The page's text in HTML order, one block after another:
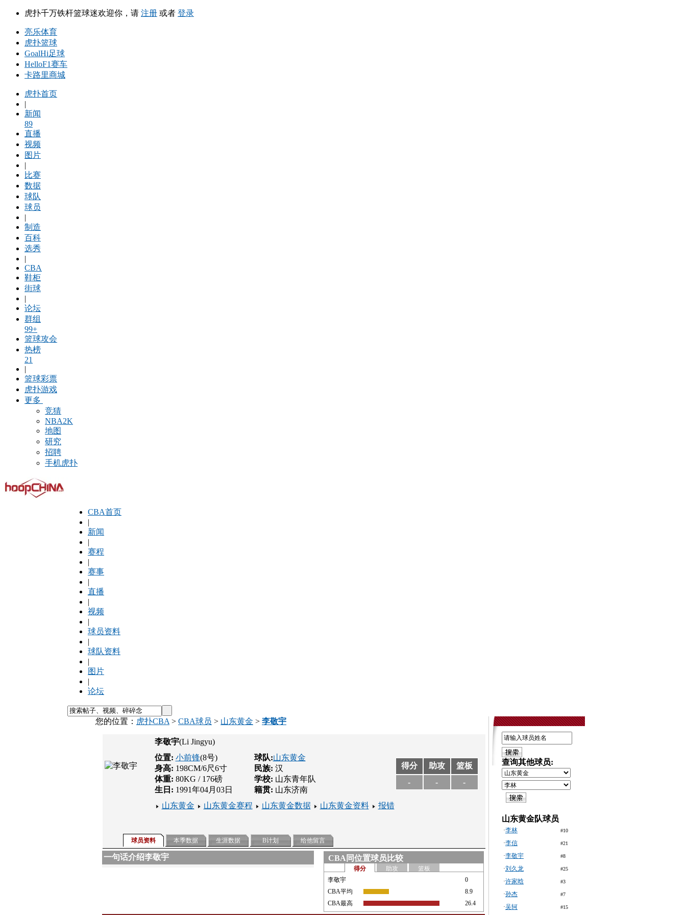
虎扑千万铁杆篮球迷欢迎你，请 注册 或者 登录
亮乐体育
虎扑篮球
GoalHi足球
HelloF1赛车
卡路里商城
虎扑首页
|
新闻
89
直播
视频
图片
|
比赛
数据
球队
球员
|
制造
百科
选秀
|
CBA
鞋柜
街球
|
论坛
群组
99+
篮球攻会
热榜
21
|
篮球彩票
虎扑游戏
更多
竞猜
NBA2K
地图
研究
招聘
手机虎扑
CBA首页
|
新闻
|
赛程
|
赛事
|
直播
|
视频
|
球员资料
|
球队资料
|
图片
|
论坛
您的位置： 虎扑CBA > CBA球员 > 山东黄金 > 李敬宇
李敬宇(Li Jingyu)
位置: 小前锋(8号)
身高: 198CM/6尺6寸
体重: 80KG / 176磅
生日: 1991年04月03日
球队:山东黄金
民族: 汉
学校: 山东青年队
籍贯: 山东济南
得分 助攻
篮板
-
- -
山东黄金 山东黄金赛程 山东黄金数据 山东黄金资料 报错
球员资料 本季数据 生涯数据 B计划 给他留言
一句话介绍李敬宇 CBA同位置球员比较
得分 助攻
篮板
李敬宇
0
CBA平均
8.9
CBA最高
26.4
查询其他球员:
山东黄金队球员
·李林 #10
·李信 #21
·李敬宇 #8
·刘久龙 #25
·许家晗 #3
·孙杰 #7
·吴轲 #15